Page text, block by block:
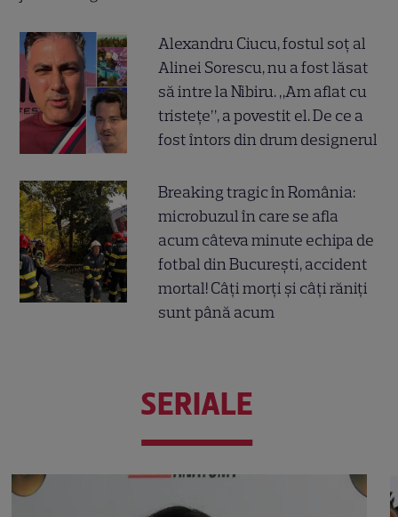
Alexandru Ciucu, fostul soț al
Alinei Sorescu, nu a fost lăsat
să intre la Nibiru. „Am aflat cu
tristețe”, a povestit el. De ce a
fost întors din drum designerul
Breaking tragic în România:
microbuzul în care se afla
acum câteva minute echipa de
fotbal din București, accident
mortal! Câți morți și câți răniți
sunt până acum
SERIALE